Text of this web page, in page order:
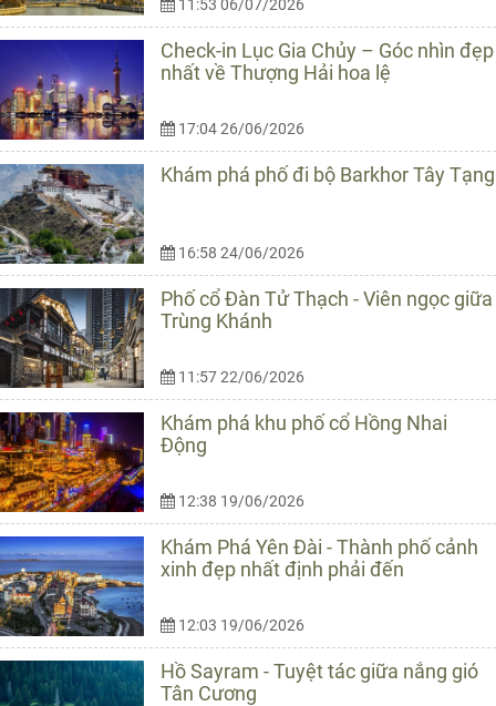
11:53 06/07/2026
Check-in Lục Gia Chủy – Góc nhìn đẹp
nhất về Thượng Hải hoa lệ
17:04 26/06/2026
Khám phá phố đi bộ Barkhor Tây Tạng
16:58 24/06/2026
Phố cổ Đàn Tử Thạch - Viên ngọc giữa
Trùng Khánh
11:57 22/06/2026
Khám phá khu phố cổ Hồng Nhai
Động
12:38 19/06/2026
Khám Phá Yên Đài - Thành phố cảnh
xinh đẹp nhất định phải đến
12:03 19/06/2026
Hồ Sayram - Tuyệt tác giữa nắng gió
Tân Cương